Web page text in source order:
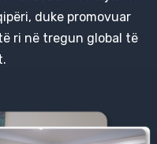
duke promovuar
ri në tregun global të